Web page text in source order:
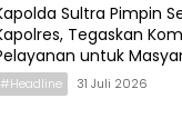
Sultra Pimpin
Tegaskan
untuk
#Headline 31 Juli 2026